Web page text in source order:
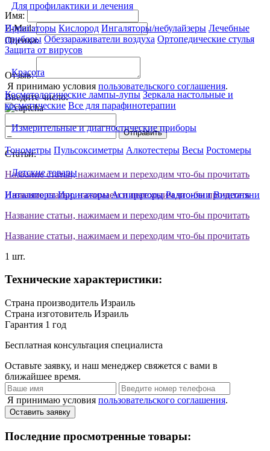
Для профилактики и лечения
Ирригаторы Кислород Ингаляторы/небулайзеры Лечебные
приборы Обеззараживатели воздуха Ортопедические стулья
Защита от вирусов
Красота
Косметологические лампы-лупы Зеркала настольные и
косметические Все для парафинотерапии
Измерительные и диагностические приборы
Тонометры Пульсоксиметры Алкотестеры Весы Ростомеры
Детские товары
Ингаляторы Ирригаторы Аспираторы Радионяни Видеоняни
Имя:
E-Mail:
Оценка:
Отзыв:
Я принимаю условия пользовательского соглашения.
Введите число:
Отправить
Статьи:
Название статьи, нажимаем и переходим что-бы прочитать
Название статьи, нажимаем и переходим что-бы прочитать
Название статьи, нажимаем и переходим что-бы прочитать
Название статьи, нажимаем и переходим что-бы прочитать
1 шт.
Технические характеристики:
Страна производитель Израиль
Страна изготовитель Израиль
Гарантия 1 год
Бесплатная консультация специалиста
Оставьте заявку, и наш менеджер свяжется с вами в
ближайшее время.
Я принимаю условия пользовательского соглашения.
Оставить заявку
Последние просмотренные товары: